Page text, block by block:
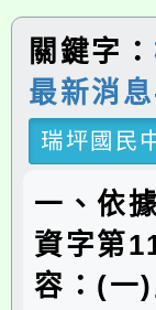
關鍵字：
最新消
瑞坪國民
一、依
資字第
容：(一